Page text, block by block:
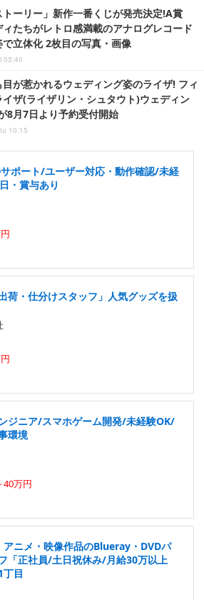
トーリー」新作一番くじが発売決定!A賞
ィたちがレトロ感満載のアナログレコード
立体化 2枚目の写真・画像
03:40
が惹かれるウェディング姿のライザ! フィ
イザ(ライザリン・シュタウト)ウェディン
8月7日より予約受付開始
10:15
ポート/ユーザー対応・動作確認/未経
・賞与あり
荷・仕分けスタッフ」人気グッズを扱
ジニア/スマホゲーム開発/未経験OK/
環境
40万円
アニメ・映像作品のBlueray・DVDパ
「正社員/土日祝休み/月給30万以上
目